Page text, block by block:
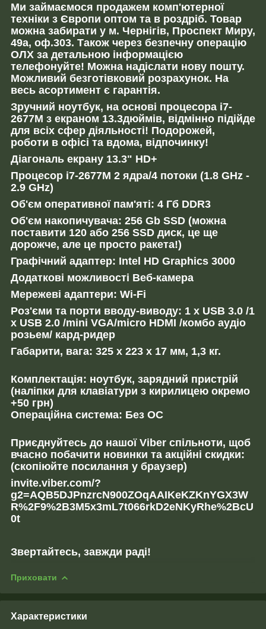
Ми займаємося продажем комп'ютерної
техніки з Європи оптом та в роздріб. Товар
можна забирати у м. Чернігів, Проспект Миру,
49а, оф.303. Також через безпечну операцію
ОЛХ за детальною інформацією
телефонуйте! Можна надіслати нову пошту.
Можливий безготівковий розрахунок. На
весь асортимент є гарантія.
Зручний ноутбук, на основі процесора i7-
2677M з екраном 13.3дюймів, відмінно підійде
для всіх сфер діяльності! Подорожей,
роботи в офісі та вдома, відпочинку!
Діагональ екрану 13.3" HD+
Процесор i7-2677M 2 ядра/4 потоки (1.8 GHz -
2.9 GHz)
Об'єм оперативної пам'яті: 4 Гб DDR3
Об'єм накопичувача: 256 Gb SSD (можна
поставити 120 або 256 SSD диск, це ще
дорожче, але це просто ракета!)
Графічний адаптер: Intel HD Graphics 3000
Додаткові можливості Веб-камера
Мережеві адаптери: Wi-Fi
Роз'єми та порти вводу-виводу: 1 x USB 3.0 /1
x USB 2.0 /mini VGA/micro HDMI /комбо аудіо
розьем/ кард-ридер
Габарити, вага: 325 x 223 x 17 мм, 1,3 кг.
Комплектація: ноутбук, зарядний пристрій
(наліпки для клавіатури з кирилицею окремо
+50 грн)
Операційна система: Без ОС
Приєднуйтесь до нашої Viber спільноти, щоб
вчасно побачити новинки та акційні скидки:
(скопіюйте посилання у браузер)
invite.viber.com/?
g2=AQB5DJPnzrcN900ZOqAAIKeKZKnYGX3W
R%2F9%2B3M5x3mL7t066rkD2eNKyRhe%2BcU
0t
Звертайтесь, завжди раді!
Приховати
Характеристики